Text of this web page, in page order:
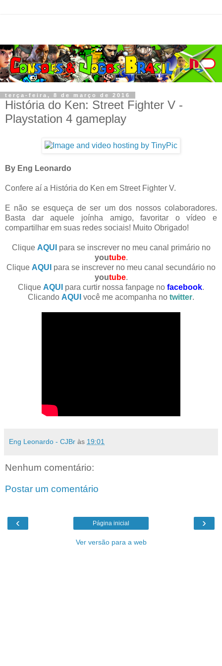
terça-feira, 8 de março de 2016
História do Ken: Street Fighter V -
Playstation 4 gameplay
By Eng Leonardo
Confere aí a História do Ken em Street Fighter V.
E não se esqueça de ser um dos nossos colaboradores.
Basta dar aquele joínha amigo, favoritar o vídeo e
compartilhar em suas redes sociais! Muito Obrigado!
Clique AQUI para se inscrever no meu canal primário no
youtube.
Clique AQUI para se inscrever no meu canal secundário no
youtube.
Clique AQUI para curtir nossa fanpage no facebook.
Clicando AQUI você me acompanha no twitter.
Eng Leonardo - CJBr às 19:01
Nenhum comentário:
Postar um comentário
‹ ›
Página inicial
Ver versão para a web